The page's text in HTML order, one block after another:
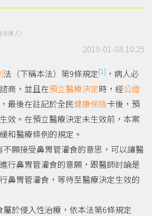
法律人）
2019-01-08 10:25
法（下稱本法）第9條規定[1] ，病人必
商，並且在預立醫療決定時，經公證
最後在註記於全民健康保險卡後，預
效。在預立醫療決定未生效前，本案
和醫療條例的規定。
不願接受鼻胃管灌食的意思，可以讓醫
行鼻胃管灌食的意願，跟醫師討論是
鼻胃管灌食，等待至醫療決定生效的
於侵入性治療，依本法第6條規定